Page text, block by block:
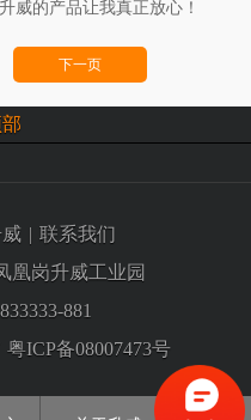
升威的产品让我真正放心！
下一页
| 联系我们
凰岗升威工业园
881
粤ICP备08007473号